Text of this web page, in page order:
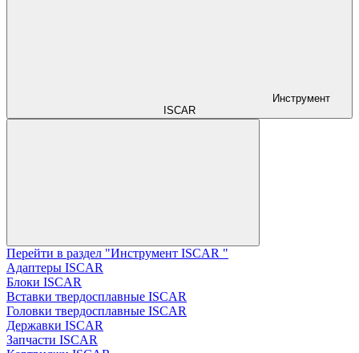
Инструмент
ISCAR
Перейти в раздел "Инструмент ISCAR "
Адаптеры ISCAR
Блоки ISCAR
Вставки твердосплавные ISCAR
Головки твердосплавные ISCAR
Державки ISCAR
Запчасти ISCAR